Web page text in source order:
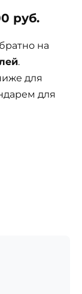
руб.
на
.
для
для